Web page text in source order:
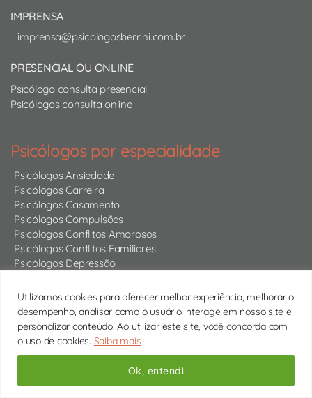
Utilizamos cookies para oferecer melhor experiência, melhorar o
desempenho, analisar como o usuário interage em nosso site e
personalizar conteúdo. Ao utilizar este site, você concorda com
o uso de cookies. Saiba mais
Ok, entendi
IMPRENSA
imprensa@psicologosberrini.com.br
PRESENCIAL OU ONLINE
Psicólogo consulta presencial
Psicólogos consulta online
Psicólogos por especialidade
Psicólogos Ansiedade
Psicólogos Carreira
Psicólogos Casamento
Psicólogos Compulsões
Psicólogos Conflitos Amorosos
Psicólogos Conflitos Familiares
Psicólogos Depressão
Psicólogos Estresse
Psicólogos Orientação de Pais
Psicólogos Relacionamentos
Psicólogos Sexualidade
Psicólogos Terapia de Casal